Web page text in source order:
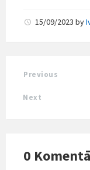
15/09/2023 by
Previous
Next
0